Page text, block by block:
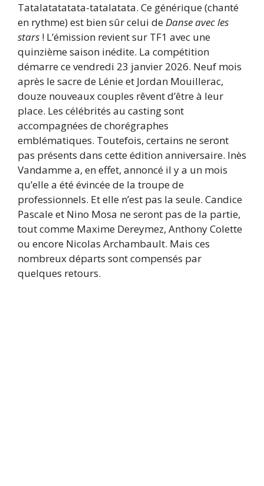
Tatalatatatata-tatalatata. Ce générique (chanté
en rythme) est bien sûr celui deDanse avec les
stars ! L’émission revient sur TF1 avec une
quinzième saison inédite. La compétition
démarre ce vendredi 23 janvier 2026. Neuf mois
après le sacre de Lénie et Jordan Mouillerac,
douze nouveaux couples rêvent d’être à leur
place. Les célébrités au casting sont
accompagnées de chorégraphes
emblématiques. Toutefois, certains ne seront
pas présents dans cette édition anniversaire. Inès
Vandamme a, en effet, annoncé il y a un mois
qu’elle a été évincée de la troupe de
professionnels. Et elle n’est pas la seule. Candice
Pascale et Nino Mosa ne seront pas de la partie,
tout comme Maxime Dereymez, Anthony Colette
ou encore Nicolas Archambault. Mais ces
nombreux départs sont compensés par
quelques retours.